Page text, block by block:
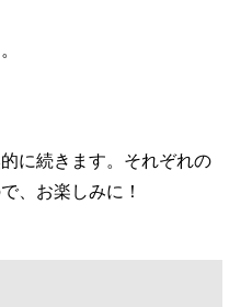
に続きます。それぞれの
、お楽しみに！